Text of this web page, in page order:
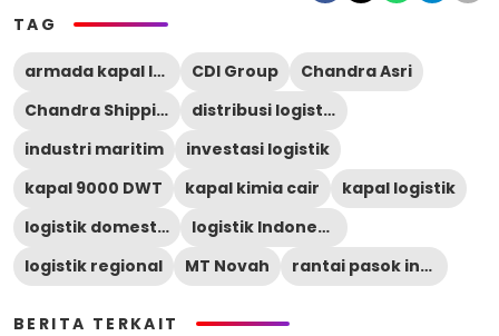
TAG
armada kapal Indonesia CDI Group
Chandra Asri
Chandra Shipping International
distribusi logistik
industri maritim
investasi logistik
kapal 9000 DWT
kapal kimia cair
kapal logistik
logistik domestik
logistik Indonesia
logistik regional
MT Novah rantai pasok industri
BERITA TERKAIT